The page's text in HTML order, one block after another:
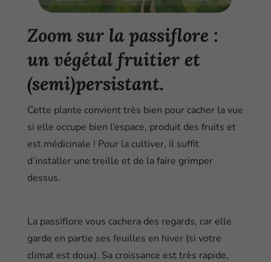
Zoom sur la passiflore :
un végétal fruitier et
(semi)persistant.
Cette plante convient très bien pour cacher la vue
si elle occupe bien l’espace, produit des fruits et
est médicinale ! Pour la cultiver, il suffit
d’installer une treille et de la faire grimper
dessus.
La passiflore vous cachera des regards, car elle
garde en partie ses feuilles en hiver (si votre
climat est doux). Sa croissance est très rapide,